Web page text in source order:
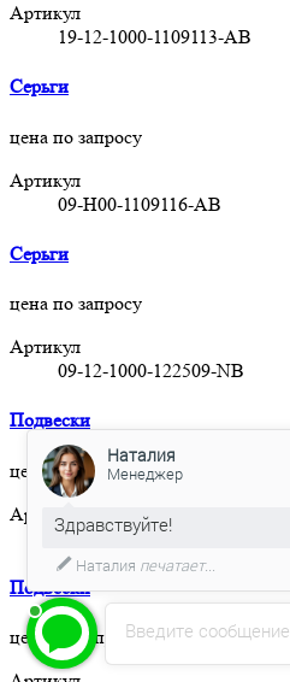
Артикул
19-12-1000-1109113-АВ
Серьги
цена по запросу
Артикул
09-H00-1109116-AB
Серьги
цена по запросу
Артикул
09-12-1000-122509-NB
Подвески
цена по запросу
Артикул
39-C2-1000-070523-SX
Подвески
цена по запросуВведите сообщение
Наталия
Менеджер
Здравствуйте!
Наталия печатает...